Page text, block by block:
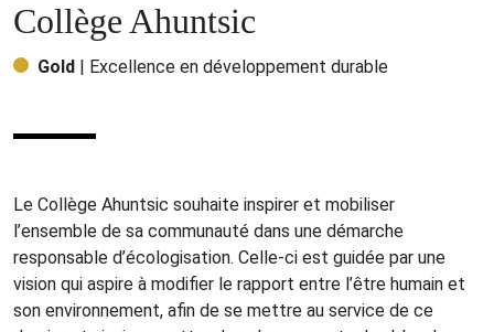
Collège Ahuntsic
Gold | Excellence en développement durable
Le Collège Ahuntsic souhaite inspirer et mobiliser
l’ensemble de sa communauté dans une démarche
responsable d’écologisation. Celle-ci est guidée par une
vision qui aspire à modifier le rapport entre l’être humain et
son environnement, afin de se mettre au service de ce